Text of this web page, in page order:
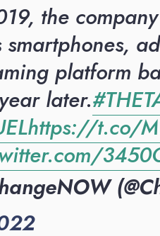
the
smartphones,
platform
later.
https://t.co/